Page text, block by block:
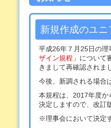
新規作成のユ
平成26年７月25日の理
ザイン規程」 について
きまして再確認されま
今後、新調される場合
本規程は、2017年度
決定しますので、改訂
※理事会において決定